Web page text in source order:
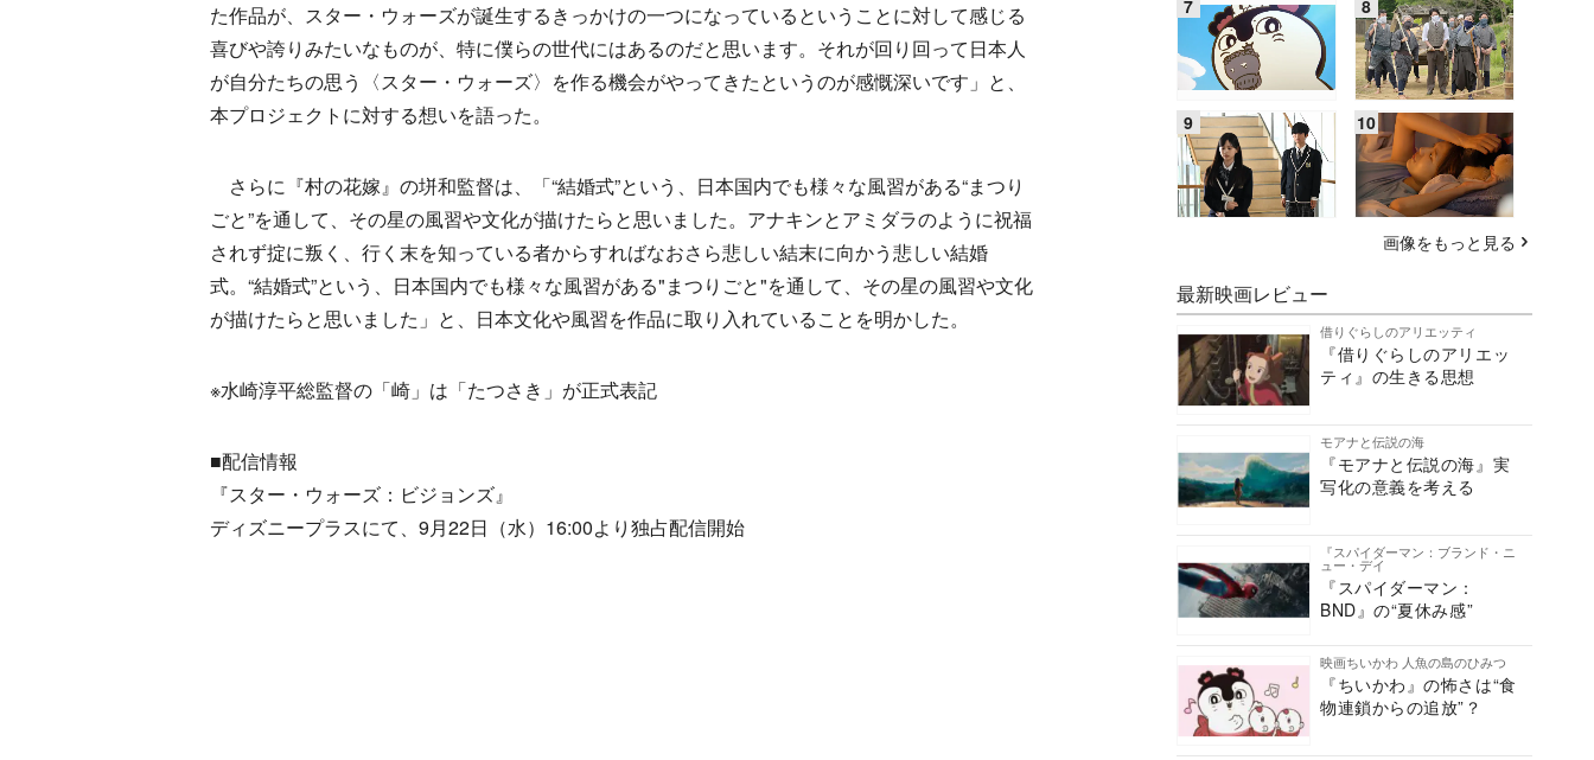
た作品が、スター・ウォーズが誕生するきっかけの一つになっているということに対して感じる
喜びや誇りみたいなものが、特に僕らの世代にはあるのだと思います。それが回り回って日本人
が自分たちの思う〈スター・ウォーズ〉を作る機会がやってきたというのが感慨深いです」と、
本プロジェクトに対する想いを語った。
さらに『村の花嫁』の垪和監督は、「“結婚式”という、日本国内でも様々な風習がある“まつり
ごと”を通して、その星の風習や文化が描けたらと思いました。アナキンとアミダラのように祝福
されず掟に叛く、行く末を知っている者からすればなおさら悲しい結末に向かう悲しい結婚
式。“結婚式”という、日本国内でも様々な風習がある"まつりごと"を通して、その星の風習や文化
が描けたらと思いました」と、日本文化や風習を作品に取り入れていることを明かした。
※水崎淳平総監督の「崎」は「たつさき」が正式表記
■配信情報
『スター・ウォーズ：ビジョンズ』
ディズニープラスにて、9月22日（水）16:00より独占配信開始
画像をもっと見る
最新映画レビュー
借りぐらしのアリエッティ
『借りぐらしのアリエッ
ティ』の生きる思想
モアナと伝説の海
『モアナと伝説の海』実
写化の意義を考える
『スパイダーマン：ブランド・ニ
ュー・デイ
『スパイダーマン：
BND』の“夏休み感”
映画ちいかわ 人魚の島のひみつ
『ちいかわ』の怖さは“食
物連鎖からの追放”？